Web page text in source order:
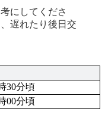
にしてくださ
遅れたり後日交
30分頃
00分頃